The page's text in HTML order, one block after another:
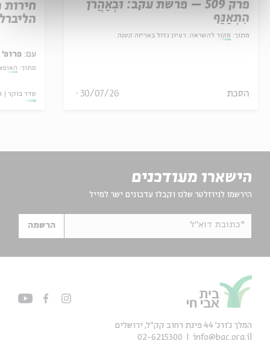
פרק 509 – פרשת עקב: וּבְאַהֲרֹן
הִתְאַנַּף
מתוך: מקור להשראה: רעיון גדול באריזה קטנה
הסכת 30/07/26
עם: פרופ'
מתוך:
סדר בוקר
הישארו מעודכנים
הירשמו לניוזלטר שלנו וקבלו עדכונים ישר למייל
*כתובת דוא"ל הרשמה
המלך ג'ורג' 44 פינת רחוב קק״ל, ירושלים
info@bac.org.il
02-6215300